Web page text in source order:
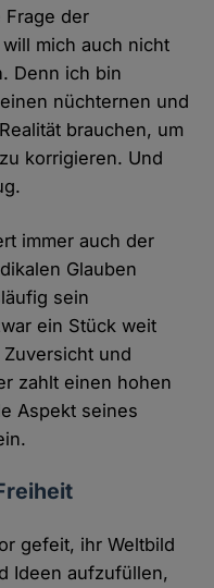
Frage der
mich auch nicht
Denn ich bin
nüchternen und
brauchen, um
korrigieren. Und
immer auch der
Glauben
sein
ein Stück weit
und
zahlt einen hohen
Aspekt seines
gefeit, ihr Weltbild
Ideen aufzufüllen,